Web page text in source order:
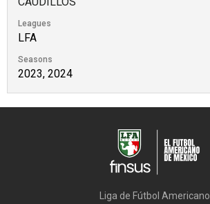
Leagues
LFA
Seasons
2023, 2024
Liga de Fútbol Americano